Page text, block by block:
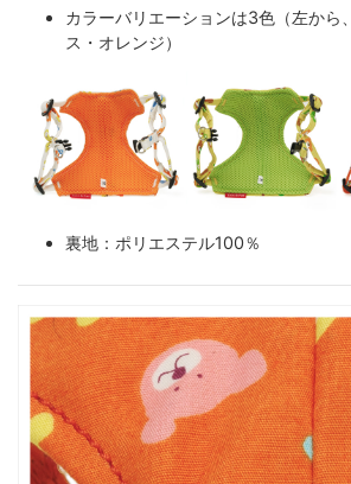
カラーバリエーションは3色（左から
ス・オレンジ）
裏地：ポリエステル100％